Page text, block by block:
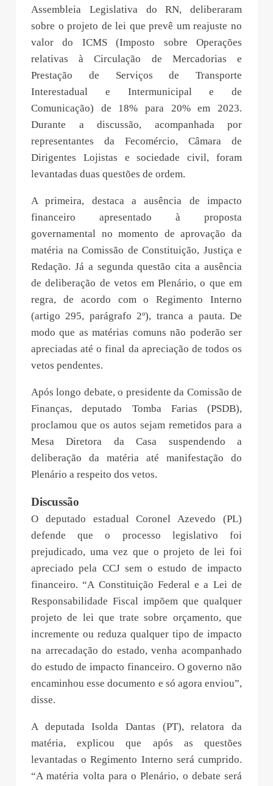
Assembleia Legislativa do RN, deliberaram
sobre o projeto de lei que prevê um reajuste no
valor do ICMS (Imposto sobre Operações
relativas à Circulação de Mercadorias e
Prestação de Serviços de Transporte
Interestadual e Intermunicipal e de
Comunicação) de 18% para 20% em 2023.
Durante a discussão, acompanhada por
representantes da Fecomércio, Câmara de
Dirigentes Lojistas e sociedade civil, foram
levantadas duas questões de ordem.
A primeira, destaca a ausência de impacto
financeiro apresentado à proposta
governamental no momento de aprovação da
matéria na Comissão de Constituição, Justiça e
Redação. Já a segunda questão cita a ausência
de deliberação de vetos em Plenário, o que em
regra, de acordo com o Regimento Interno
(artigo 295, parágrafo 2º), tranca a pauta. De
modo que as matérias comuns não poderão ser
apreciadas até o final da apreciação de todos os
vetos pendentes.
Após longo debate, o presidente da Comissão de
Finanças, deputado Tomba Farias (PSDB),
proclamou que os autos sejam remetidos para a
Mesa Diretora da Casa suspendendo a
deliberação da matéria até manifestação do
Plenário a respeito dos vetos.
Discussão
O deputado estadual Coronel Azevedo (PL)
defende que o processo legislativo foi
prejudicado, uma vez que o projeto de lei foi
apreciado pela CCJ sem o estudo de impacto
financeiro. “A Constituição Federal e a Lei de
Responsabilidade Fiscal impõem que qualquer
projeto de lei que trate sobre orçamento, que
incremente ou reduza qualquer tipo de impacto
na arrecadação do estado, venha acompanhado
do estudo de impacto financeiro. O governo não
encaminhou esse documento e só agora enviou”,
disse.
A deputada Isolda Dantas (PT), relatora da
matéria, explicou que após as questões
levantadas o Regimento Interno será cumprido.
“A matéria volta para o Plenário, o debate será